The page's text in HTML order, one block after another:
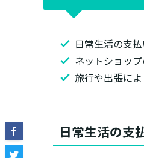
日常生活の支
ネットショッ
旅行や出張に
日常生活の支